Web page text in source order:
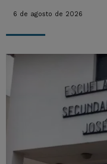
6 de agosto de 2026